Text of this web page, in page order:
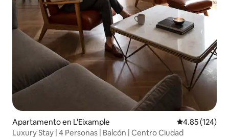
Apartamento en L'Eixample Calificación
4.85 (124)
Luxury Stay | 4 Personas | Balcón | Centro Ciudad